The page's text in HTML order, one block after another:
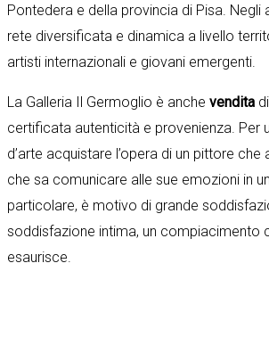
Pontedera e della provincia di Pisa. Negli
rete diversificata e dinamica a livello
artisti internazionali e giovani emergenti.
La Galleria Il Germoglio è anche vendita
certificata autenticità e provenienza. Per
d’arte acquistare l’opera di un pittore che
che sa comunicare alle sue emozioni in
particolare, è motivo di grande
soddisfazione intima, un compiacimento
esaurisce.